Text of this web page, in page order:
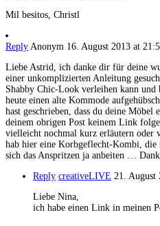
Mil besitos, Christl
Reply Anonym 16. August 2013 at
Liebe Astrid, ich danke dir für deine
einer unkomplizierten Anleitung
Shabby Chic-Look verleihen kann
heute einen alte Kommode
hast geschrieben, dass du deine
deinem obrigen Post keinem Link
vielleicht nochmal kurz erläutern oder
hab hier eine Korbgeflecht-Kombi, die
sich das Anspritzen ja anbeiten …
Reply creativeLIVE 21. August
Liebe Nina,
ich habe einen Link in meinen